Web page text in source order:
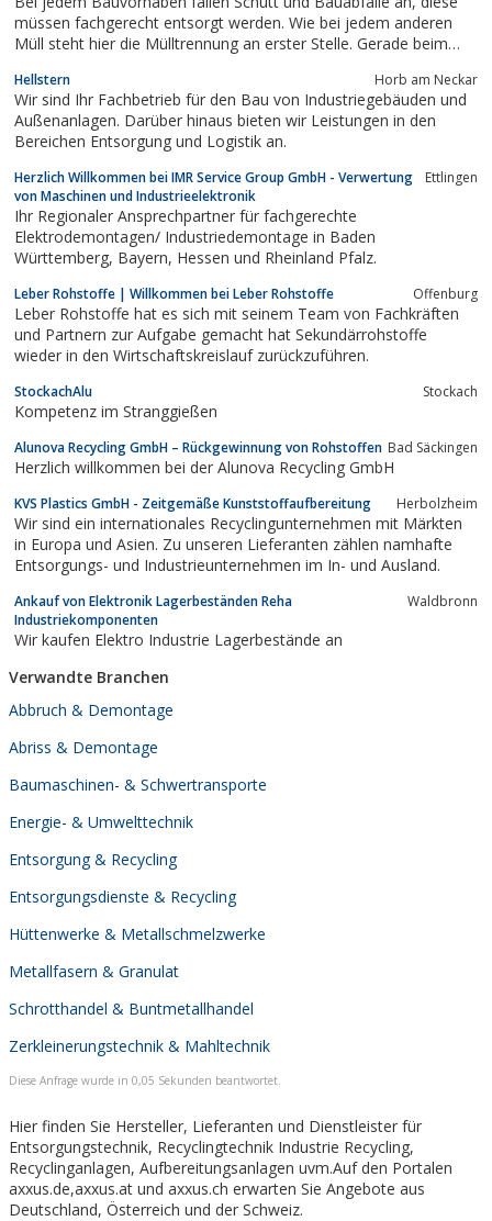
müssen fachgerecht entsorgt werden. Wie bei jedem anderen
Müll steht hier die Mülltrennung an erster Stelle. Gerade beim
Baustoffe zutage, die im Schuttcontainer gesammelt und
entweder wieder verwertet werden...
Hellstern Horb am Neckar
Wir sind Ihr Fachbetrieb für den Bau von Industriegebäuden und
Außenanlagen. Darüber hinaus bieten wir Leistungen in den
Bereichen Entsorgung und Logistik an.
Herzlich Willkommen bei IMR Service Group GmbH - Verwertung
von Maschinen und Industrieelektronik
Ettlingen
Ihr Regionaler Ansprechpartner für fachgerechte
Elektrodemontagen/ Industriedemontage in Baden
Württemberg, Bayern, Hessen und Rheinland Pfalz.
Leber Rohstoffe | Willkommen bei Leber Rohstoffe Offenburg
Leber Rohstoffe hat es sich mit seinem Team von Fachkräften
und Partnern zur Aufgabe gemacht hat Sekundärrohstoffe
wieder in den Wirtschaftskreislauf zurückzuführen.
StockachAlu Stockach
Kompetenz im Stranggießen
Alunova Recycling GmbH – Rückgewinnung von Rohstoffen Bad Säckingen
Herzlich willkommen bei der Alunova Recycling GmbH
KVS Plastics GmbH - Zeitgemäße Kunststoffaufbereitung Herbolzheim
Wir sind ein internationales Recyclingunternehmen mit Märkten
in Europa und Asien. Zu unseren Lieferanten zählen namhafte
Entsorgungs- und Industrieunternehmen im In- und Ausland.
Ankauf von Elektronik Lagerbeständen Reha
Industriekomponenten
Waldbronn
Wir kaufen Elektro Industrie Lagerbestände an
Verwandte Branchen
Abbruch & Demontage
Abriss & Demontage
Baumaschinen- & Schwertransporte
Energie- & Umwelttechnik
Entsorgung & Recycling
Entsorgungsdienste & Recycling
Hüttenwerke & Metallschmelzwerke
Metallfasern & Granulat
Schrotthandel & Buntmetallhandel
Zerkleinerungstechnik & Mahltechnik
Diese Anfrage wurde in 0,05 Sekunden beantwortet.
Hier finden Sie Hersteller, Lieferanten und Dienstleister für
Entsorgungstechnik, Recyclingtechnik Industrie Recycling,
Recyclinganlagen, Aufbereitungsanlagen uvm.Auf den Portalen
axxus.de,axxus.at und axxus.ch erwarten Sie Angebote aus
Deutschland, Österreich und der Schweiz.